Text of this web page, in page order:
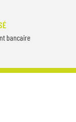
bancaire